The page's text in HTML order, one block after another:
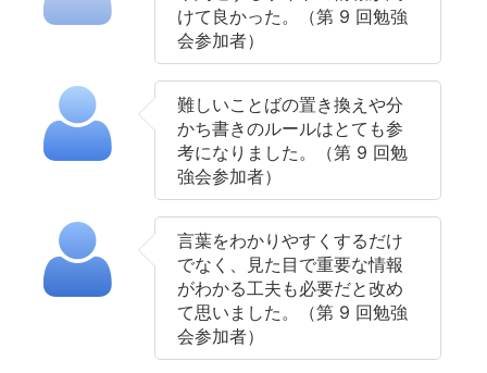
けて良かった。（第 9 回勉強
会参加者）
難しいことばの置き換えや分
かち書きのルールはとても参
考になりました。（第 9 回勉
強会参加者）
言葉をわかりやすくするだけ
でなく、見た目で重要な情報
がわかる工夫も必要だと改め
て思いました。（第 9 回勉強
会参加者）